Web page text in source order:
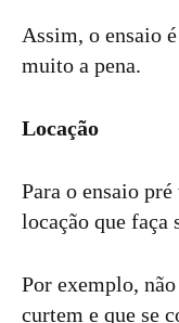
Assim, o ensaio
muito a pena.
Locação
Para o ensaio
locação que faça
Por exemplo,
curtem e que se